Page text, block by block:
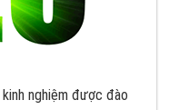
nghiệm được đào